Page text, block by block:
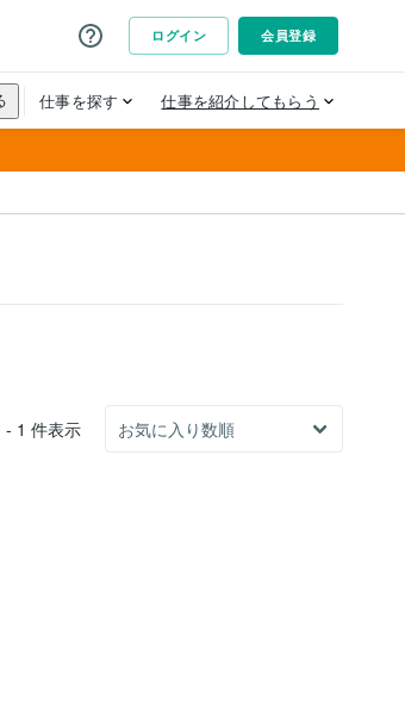
- 1 件表示